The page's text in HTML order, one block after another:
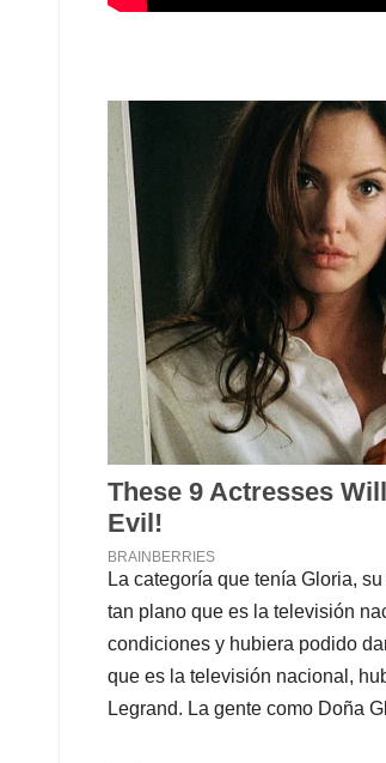
La categoría que tenía Gloria,
tan plano que es la televisión
condiciones y hubiera podido
que es la televisión nacional,
Legrand. La gente como Doña